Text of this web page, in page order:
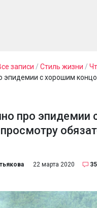
записи / Стиль жизни /
эпидемии c хорошим
про эпидемии
22 марта 2020 35